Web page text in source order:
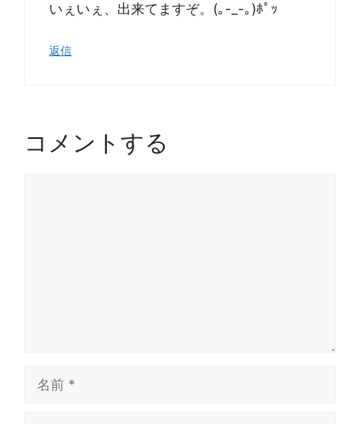
いぇいぇ、出来てますぞ。(｡-_-｡)ﾎﾟｯ
返信
コメントする